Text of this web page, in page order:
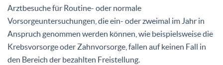
Arztbesuche für Routine- oder normale
Vorsorgeuntersuchungen, die ein- oder zweimal im Jahr in
Anspruch genommen werden können, wie beispielsweise die
Krebsvorsorge oder Zahnvorsorge, fallen auf keinen Fall in
den Bereich der bezahlten Freistellung.